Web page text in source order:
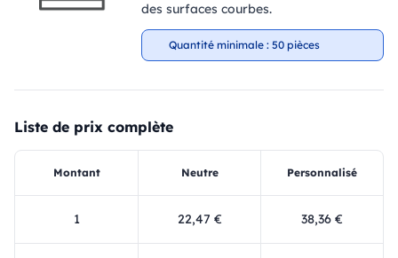
des surfaces courbes.
Quantité minimale : 50 pièces
Liste de prix complète
Montant Neutre Personnalisé
1 22,47 € 38,36 €